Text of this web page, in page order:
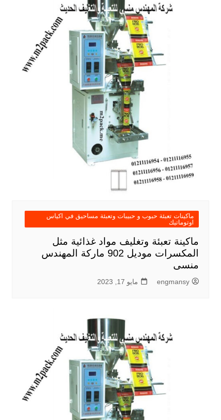
ماكينات تعبئة حبوب و حبيبات وتعبئة مساحيق في اكياس
اوتوماتيك
ماكينة تعبئة وتغليف مواد غذائية مثل
المكسرات موديل 902 ماركة المهندس
منسى
engmansy مايو 17, 2023